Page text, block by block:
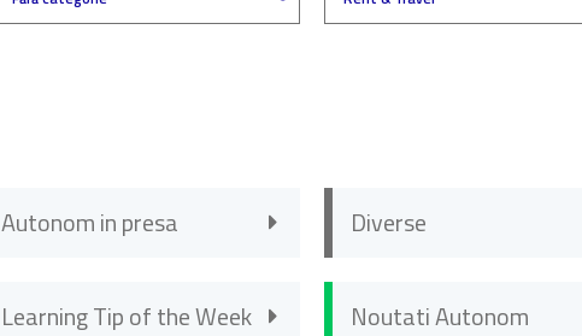
Autonom in presa Diverse
Learning Tip of the Week Noutati Autonom